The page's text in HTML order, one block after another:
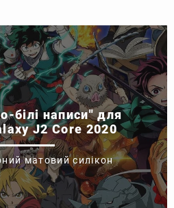
білі написи" для
J2 Core 2020
матовий силікон